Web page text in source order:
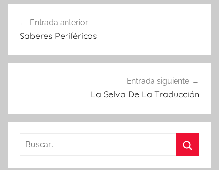
de
Entrada anterior
Saberes Periféricos
Entrada siguiente
La Selva De La Traducción
Buscar: